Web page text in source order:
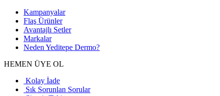
Kampanyalar
Flaş Ürünler
Avantajlı Setler
Markalar
Neden Yeditepe Dermo?
HEMEN ÜYE OL
Kolay İade
Sık Sorunlan Sorular